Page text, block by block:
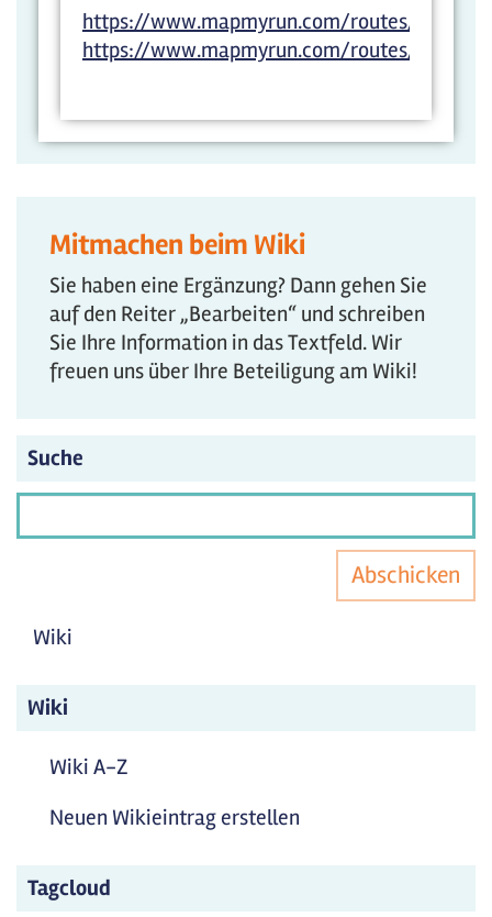
https://www.mapmyrun.com/routes/view/
https://www.mapmyrun.com/routes/view/
Mitmachen beim Wiki
Sie haben eine Ergänzung? Dann gehen Sie
auf den Reiter „Bearbeiten“ und schreiben
Sie Ihre Information in das Textfeld. Wir
freuen uns über Ihre Beteiligung am Wiki!
Suche
Abschicken
Wiki
Wiki
Wiki A-Z
Neuen Wikieintrag erstellen
Tagcloud